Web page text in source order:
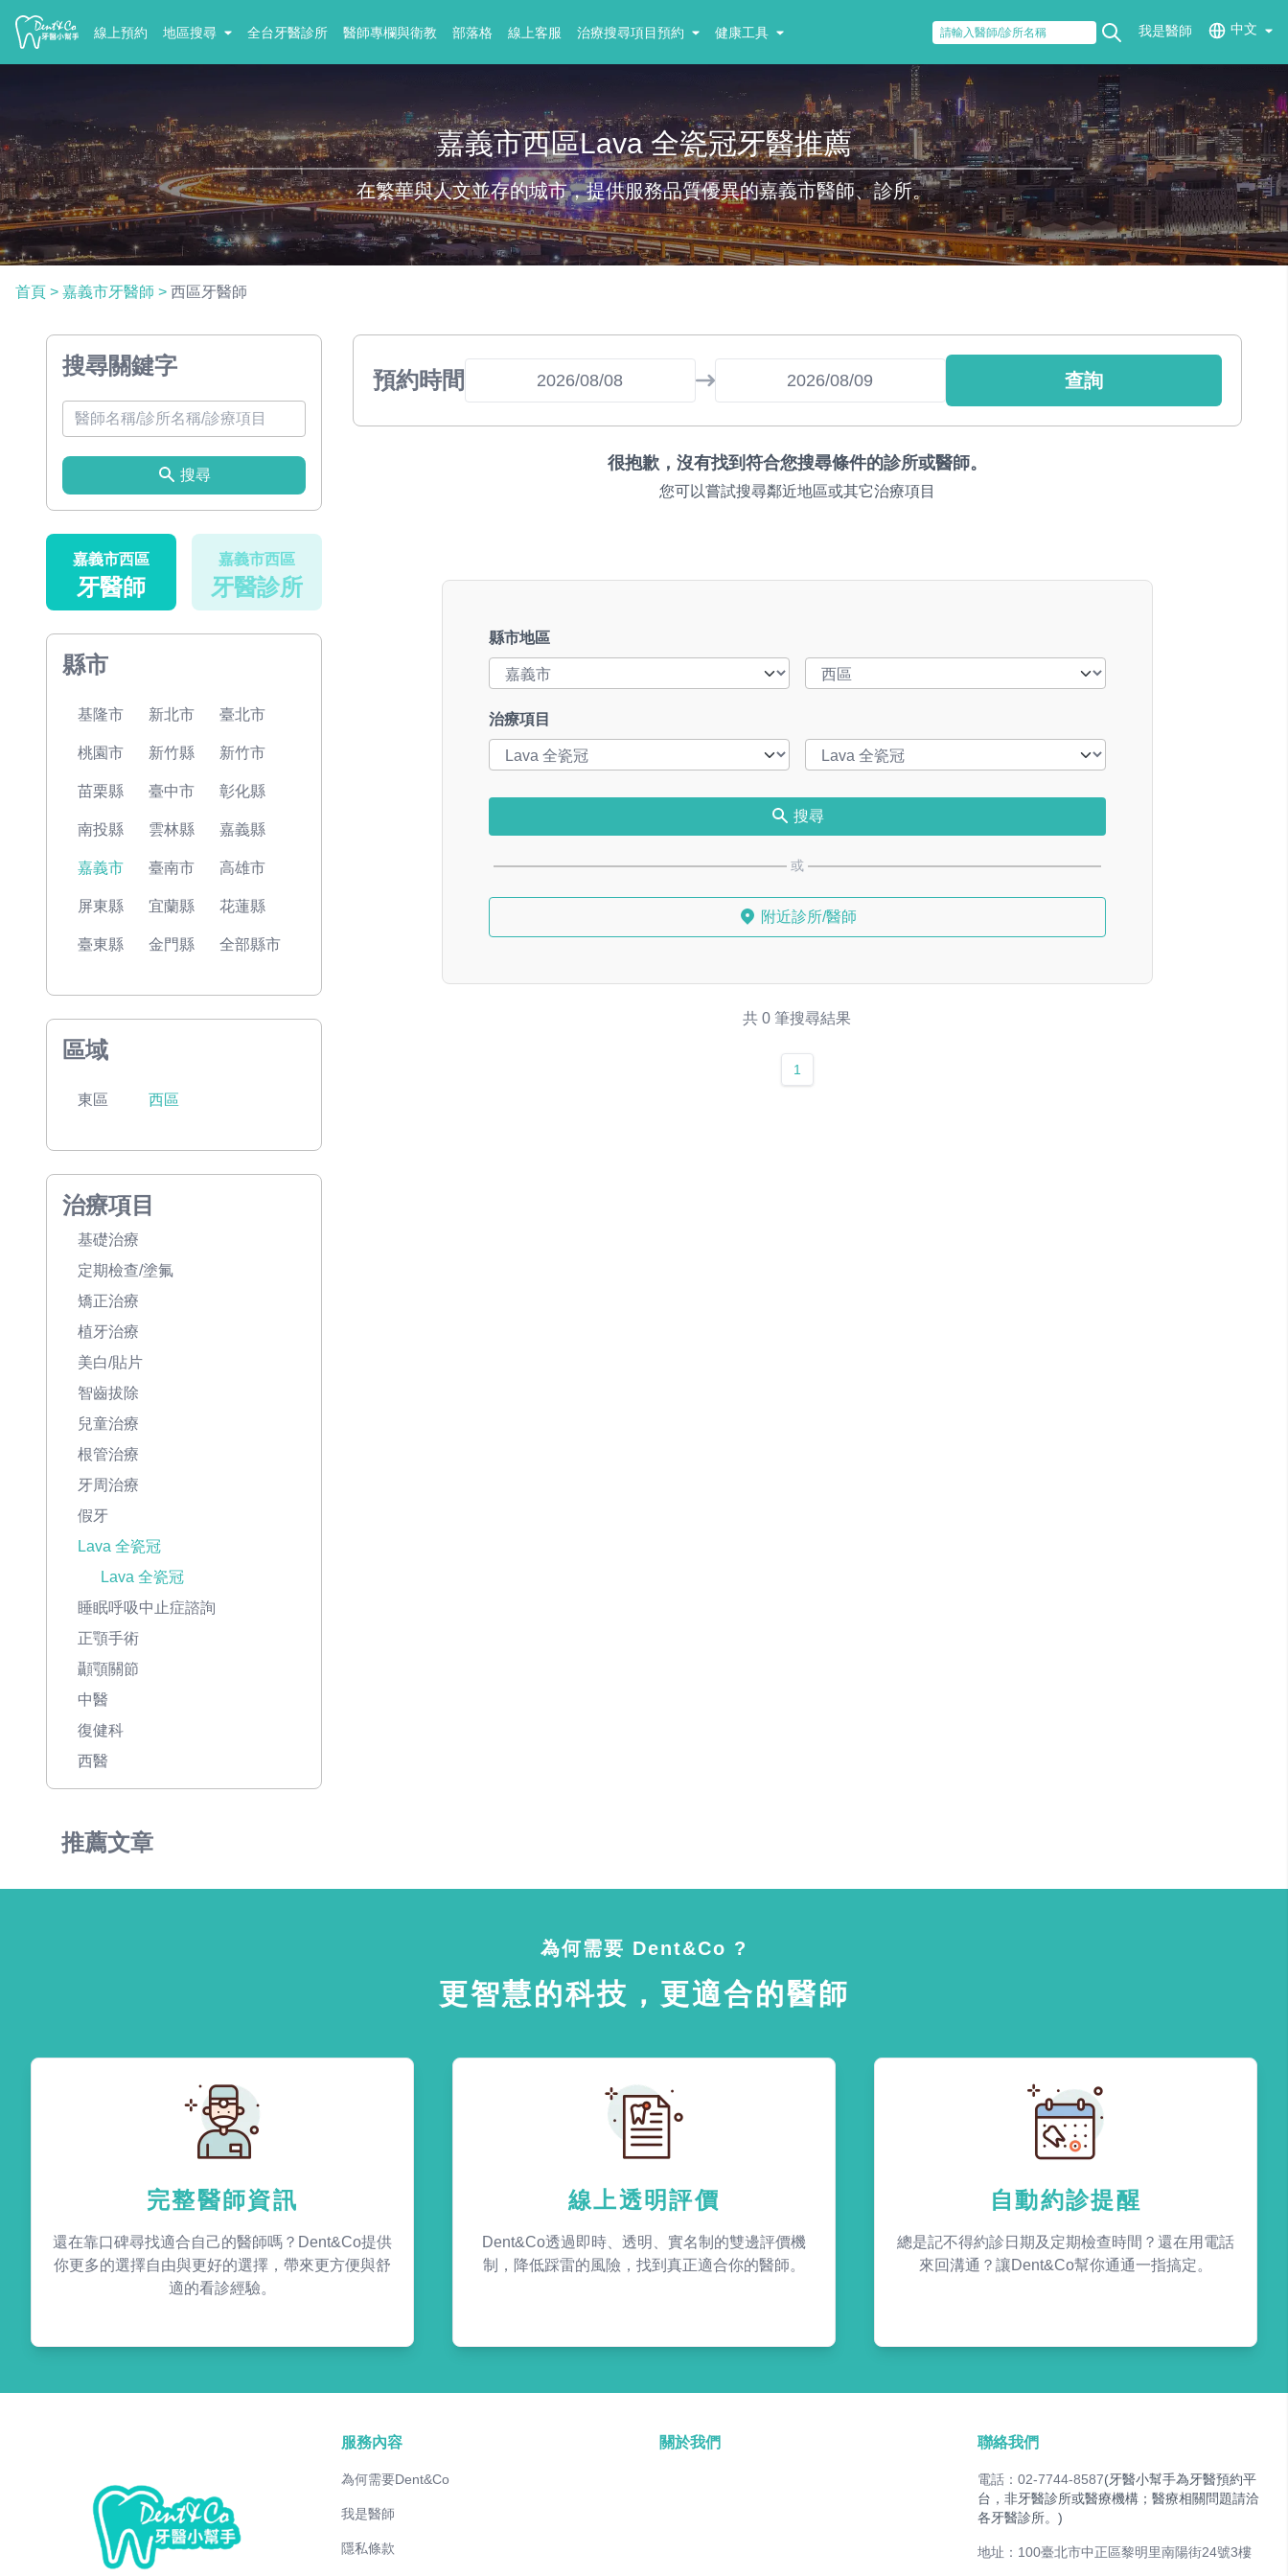
線上預約 地區搜尋 全台牙醫診所 醫師專欄與衛教 部落格 線上客服 治療搜尋項目預約 健康工具 我是醫師 中文
嘉義市西區Lava 全瓷冠牙醫推薦
在繁華與人文並存的城市，提供服務品質優異的嘉義市醫師、診所。
首頁 > 嘉義市牙醫師 > 西區牙醫師
搜尋關鍵字
搜尋
嘉義市西區
牙醫師
嘉義市西區
牙醫診所
縣市
基隆市 新北市 臺北市
桃園市 新竹縣 新竹市
苗栗縣 臺中市 彰化縣
南投縣 雲林縣 嘉義縣
嘉義市 臺南市 高雄市
屏東縣 宜蘭縣 花蓮縣
臺東縣 金門縣 全部縣市
區域
東區 西區
治療項目
基礎治療
定期檢查/塗氟
矯正治療
植牙治療
美白/貼片
智齒拔除
兒童治療
根管治療
牙周治療
假牙
Lava 全瓷冠
Lava 全瓷冠
睡眠呼吸中止症諮詢
正顎手術
顳顎關節
中醫
復健科
西醫
推薦文章
預約時間 查詢
很抱歉，沒有找到符合您搜尋條件的診所或醫師。
您可以嘗試搜尋鄰近地區或其它治療項目
縣市地區
治療項目
搜尋
或
附近診所/醫師
共 0 筆搜尋結果
1
為何需要 Dent&Co ?
更智慧的科技，更適合的醫師
完整醫師資訊
還在靠口碑尋找適合自己的醫師嗎？Dent&Co提供
你更多的選擇自由與更好的選擇，帶來更方便與舒
適的看診經驗。
線上透明評價
Dent&Co透過即時、透明、實名制的雙邊評價機
制，降低踩雷的風險，找到真正適合你的醫師。
自動約診提醒
總是記不得約診日期及定期檢查時間？還在用電話
來回溝通？讓Dent&Co幫你通通一指搞定。
服務內容
為何需要Dent&Co
我是醫師
隱私條款
關於我們 聯絡我們
電話：02-7744-8587(牙醫小幫手為牙醫預約平
台，非牙醫診所或醫療機構；醫療相關問題請洽
各牙醫診所。)
地址：100臺北市中正區黎明里南陽街24號3樓